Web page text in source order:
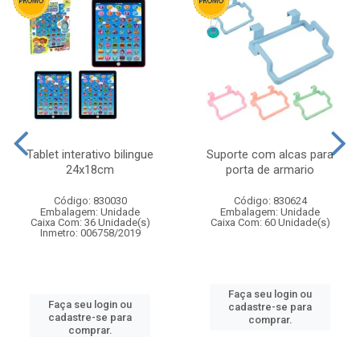
Tablet interativo bilingue
24x18cm
Código: 830030
Embalagem: Unidade
Caixa Com: 36 Unidade(s)
Inmetro: 006758/2019
Faça seu login ou
cadastre-se para
comprar.
Suporte com alcas para
porta de armario
Código: 830624
Embalagem: Unidade
Caixa Com: 60 Unidade(s)
Faça seu login ou
cadastre-se para
comprar.